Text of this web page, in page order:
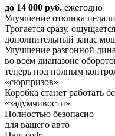
до 14 000 руб. ежегодно
Улучшение отклика педали
Трогается сразу, ощущается
дополнительный запас
Улучшение разгонной
во всем диапазоне
теперь под полным
«сюрпризов»
Коробка станет работать
«задумчивости»
Полностью безопасно
для вашего авто